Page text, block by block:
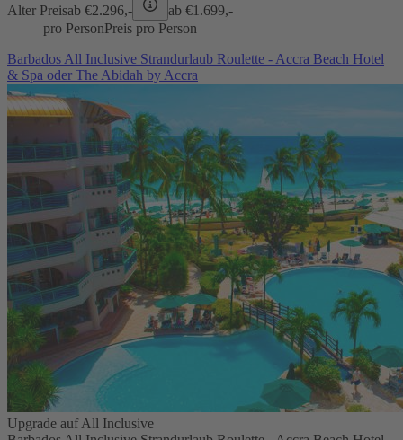
Alter Preisab €2.296,- ab €1.699,-
pro PersonPreis pro Person
Barbados All Inclusive Strandurlaub Roulette - Accra Beach Hotel
& Spa oder The Abidah by Accra
Upgrade auf All Inclusive